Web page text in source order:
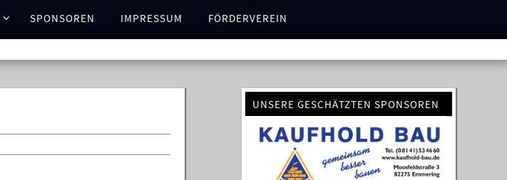
SPONSOREN IMPRESSUM FÖRDERVEREIN
UNSERE GESCHÄTZTEN SPONSOREN